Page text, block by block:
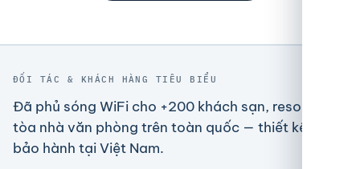
ĐỐI TÁC & KHÁCH HÀNG TIÊU BIỂU
Đã phủ sóng WiFi cho +200 khách sạn, resort và
tòa nhà văn phòng trên toàn quốc — thiết kế và
bảo hành tại Việt Nam.